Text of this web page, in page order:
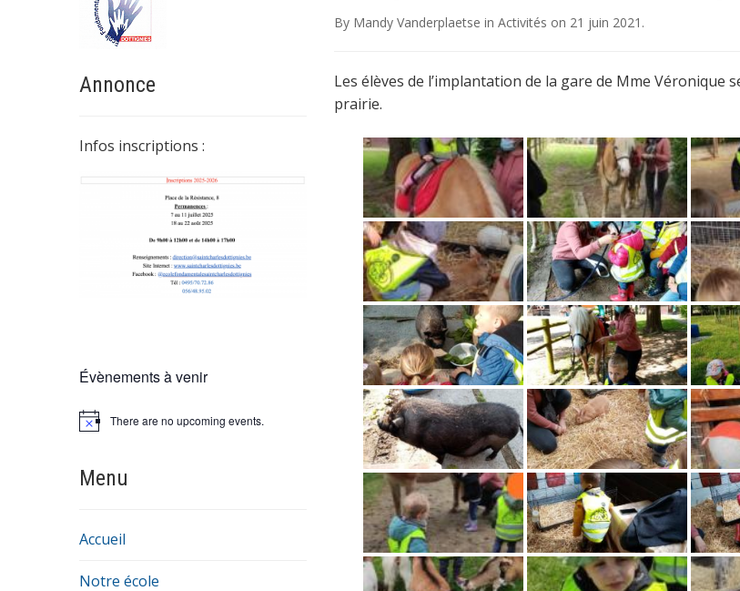
Annonce
Infos inscriptions :
Évènements à venir
There are no upcoming events.
Menu
Accueil
Notre école
By Mandy Vanderplaetse in Activités on 21 juin 2021 .
Les élèves de l’implantation de la gare de Mme Véronique
prairie.